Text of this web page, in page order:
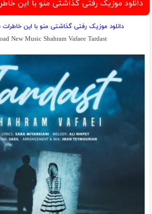
بفروش!
بفروش!
دانلود موزیک رفتی گذاشتی منو با این
دانلود موزیک رفتی گذاشتی منو با این
New Music Shahram Vafaee Tardast